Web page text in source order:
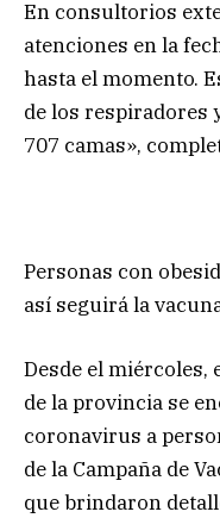
En consultorios
atenciones en la
hasta el momento.
de los respiradores
707 camas»,
Personas con
así seguirá la
Desde el miércoles,
de la provincia se
coronavirus a
de la Campaña de
que brindaron